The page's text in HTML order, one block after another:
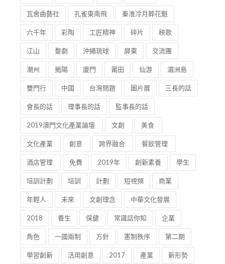
瓦舍曲藝社 孔雀東南飛 秦淮冷月葬花魁
六千年 彩陶 工匠精神 碎片 秧歌
江山 婺劇 沖繩琉球 屏東 交流團
潮州 揭陽 廈門 莆田 仙游 湄洲島
雙門行 中國 台灣問題 圖片展 三長的話
會長的話 理事長的話 監事長的話
2019澳門文化產業論壇 文創 美食
文化產業 創意 跨界融合 餐飲管理
酒店管理 免費 2019年 創新素養 學生
培訓計劃 培訓 計劃 短視頻 商業
年輕人 未來 文創理念 中華文化發展
2018 養生 保健 常識話你知 企業
角色 一國兩制 方針 憲制秩序 第二期
學習創新 活用創意 2017 產業 新形勢